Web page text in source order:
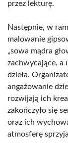
przez lekturę.
Następnie, w
malowanie
„sowa mądra
zachwycające, a
dzieła.
angażowanie
rozwijają ich
zakończyło się
oraz ich
atmosferę